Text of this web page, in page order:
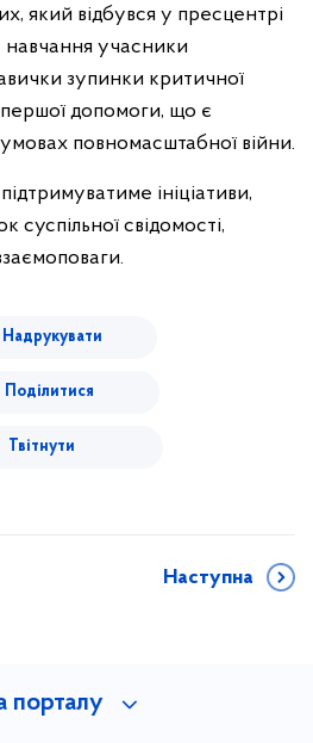
який відбувся у пресцентрі
навчання учасники
зупинки критичної
допомоги, що є
повномасштабної війни.
ініціативи,
суспільної свідомості,
Надрукувати
Поділитися
Твітнути
Наступна
порталу